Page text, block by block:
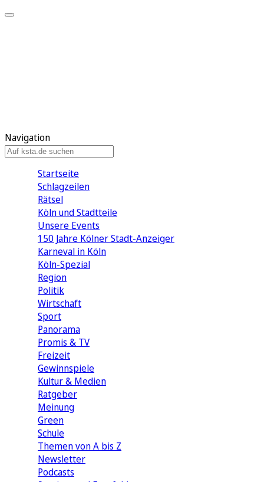
Navigation
Startseite
Schlagzeilen
Rätsel
Köln und Stadtteile
Unsere Events
150 Jahre Kölner Stadt-Anzeiger
Karneval in Köln
Köln-Spezial
Region
Politik
Wirtschaft
Sport
Panorama
Promis & TV
Freizeit
Gewinnspiele
Kultur & Medien
Ratgeber
Meinung
Green
Schule
Themen von A bis Z
Newsletter
Podcasts